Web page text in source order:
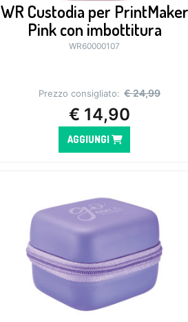
WR Custodia per PrintMaker
Pink con imbottitura
WR60000107
Prezzo consigliato: €24,99
€ 14,90
AGGIUNGI